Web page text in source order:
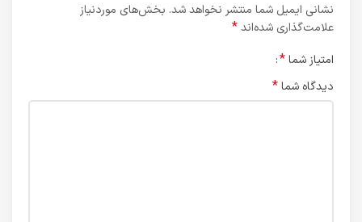
نشانی ایمیل شما منتشر نخواهد شد. بخش‌های موردنیاز
علامت‌گذاری شده‌اند*
امتیاز شما*
دیدگاه شما*